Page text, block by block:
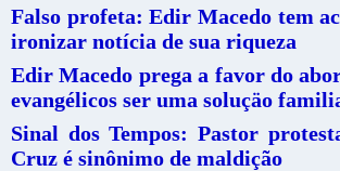
Falso profeta: Edir Macedo tem
ironizar notícia de sua riqueza
Edir Macedo prega a favor do
evangélicos ser uma soluçäo
Sinal dos Tempos: Pastor
Cruz é sinônimo de maldição